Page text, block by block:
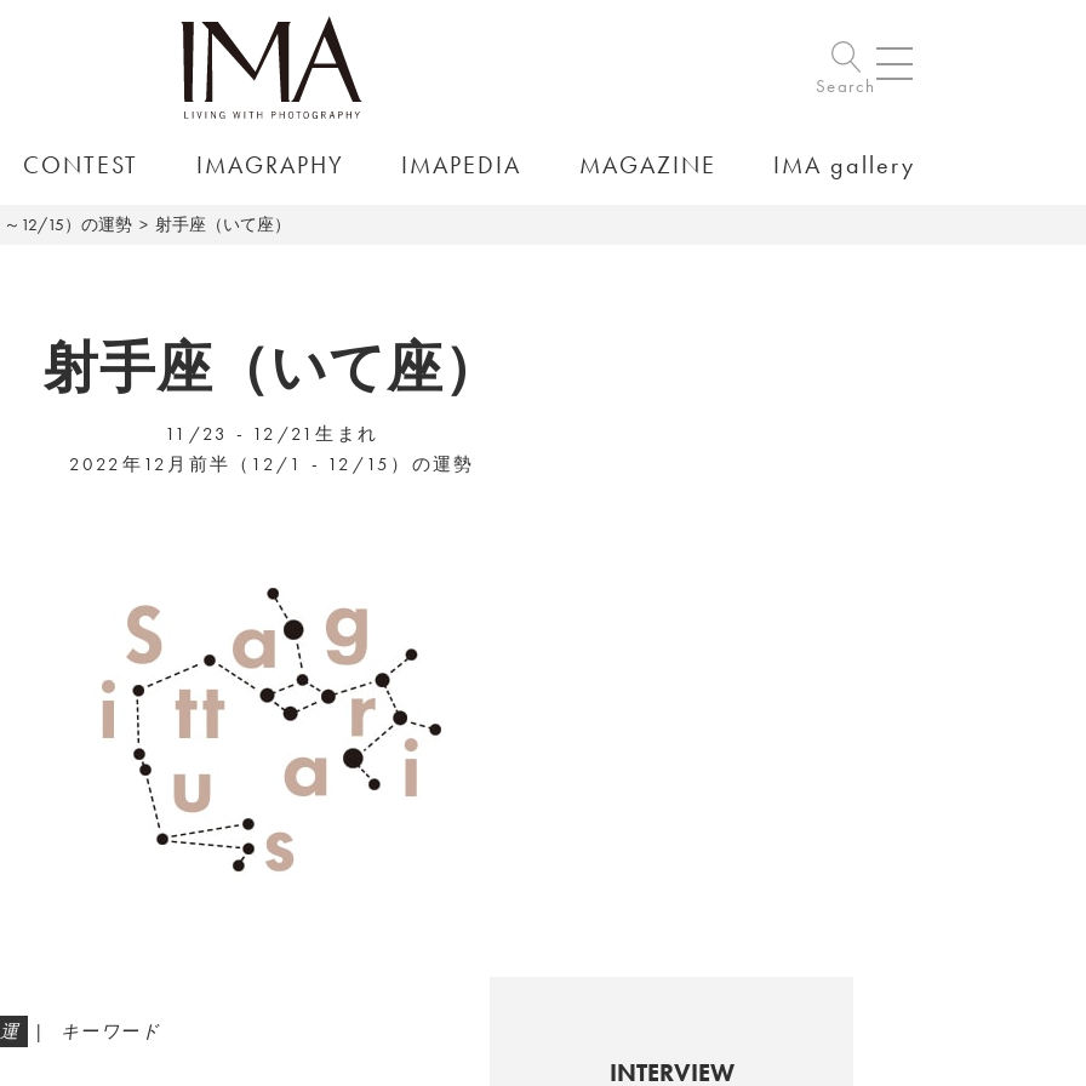
Search
CONTEST IMAGRAPHY IMAPEDIA MAGAZINE IMA gallery
12/15）の運勢 射手座（いて座）
射手座（いて座）
11/23 - 12/21生まれ
2022年12月前半（12/1 - 12/15）の運勢
| キーワード
INTERVIEW